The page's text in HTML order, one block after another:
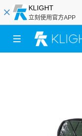
KLIGHT
立刻使用官方APP